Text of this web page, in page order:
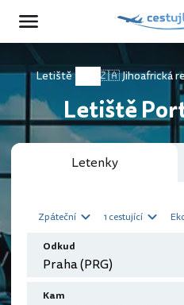
Letiště 🇿🇦 Jihoafrická
Letiště
Letenky
Zpáteční 1 cestující
Odkud
Kam